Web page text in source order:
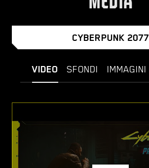
CYBERPUNK 2077
VIDEO SFONDI IMMAGINI